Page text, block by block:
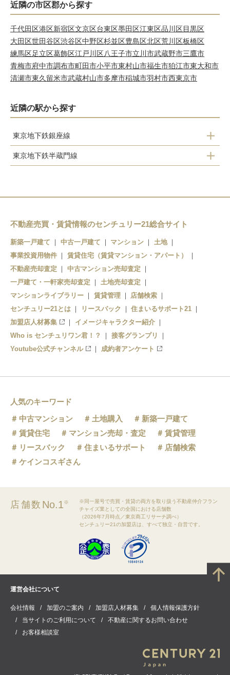
近隣の市区郡から探す
千代田区港区新宿区文京区台東区墨田区江東区品川区目黒区
大田区世田谷区渋谷区中野区杉並区豊島区北区荒川区板橋区
練馬区足立区葛飾区江戸川区八王子市立川市武蔵野市三鷹市
青梅市府中市調布市町田市小平市東村山市福生市狛江市東大和市
清瀬市東久留米市武蔵村山市多摩市稲城市羽村市西東京市
近隣の駅から探す
東京地下鉄銀座線
上野広小路
京橋
銀座
東京地下鉄半蔵門線
神保町
大手町
三越前
水天宮前
清澄白河
住吉
不動産売買・賃貸情報のセンチュリー21総合サイト
新築一戸建て 中古一戸建て マンション
土地
事業投資用物件
賃貸住宅（賃貸マンション・アパート）
不動産売却査定
中古マンション売却査定
一戸建て・一軒家売却査定
土地売却査定
マンションライブラリー
賃貸管理
店舗検索
センチュリー21とは
リースバック
住まいるサポート21
加盟店人材募集
イメージキャラクター紹介
Who is センチュリワン君！？
接客グランプリ
Youtube公式チャンネル
成約者アンケート
人気のキーワード
中古マンション
土地購入
新築一戸建て
賃貸住宅
マンション売却・査定
賃貸管理
リースバック
住まいるサポート
店舗検索
ケインコスギさん
店舗数 No.1※
※同一屋号で売買・賃貸の両方を取り扱う不動産仲介フラン
チャイズ業としての全国における店舗数
（2026年7月時点／東京商工リサーチ調べ）
センチュリー21の加盟店は、すべて独立・自営です。
運営会社について
会社情報 加盟のご案内 加盟店人材募集
個人情報保護方針
当サイトのご利用について
不動産に関するお問い合わせ
お客様相談室